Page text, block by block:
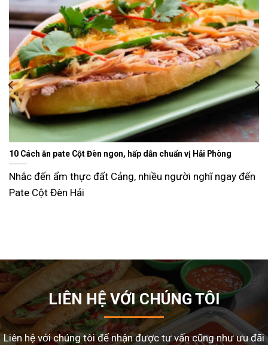
Ăn gì ngày Tết sao cho đỡ ngán và lạ miệng? Gợi ý 15 món ngon
dễ làm tại nhà
Tết Nguyên Đán là dịp sum vầy, nhưng cũng là thời điểm
LIÊN HỆ VỚI CHÚNG TÔI
Liên hệ với chúng tôi để nhận được tư vấn cũng như ưu đãi